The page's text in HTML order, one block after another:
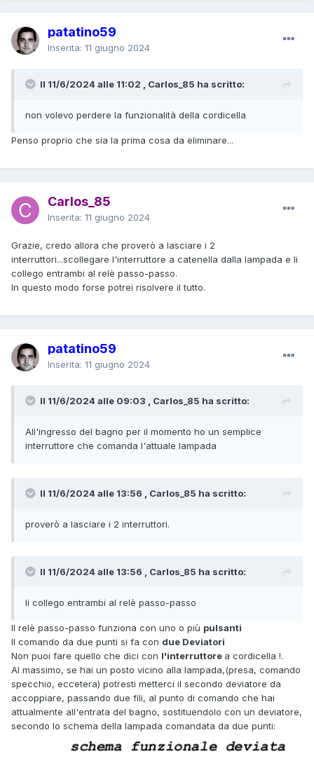
patatino59
Inserita: 11 giugno 2024
Il 11/6/2024 alle 11:02 , Carlos_85 ha scritto:
non volevo perdere la funzionalità della cordicella
Penso proprio che sia la prima cosa da eliminare...
Carlos_85
Inserita: 11 giugno 2024
Grazie, credo allora che proverò a lasciare i 2
interruttori...scollegare l'interruttore a catenella dalla lampada e li
collego entrambi al relè passo-passo.
In questo modo forse potrei risolvere il tutto.
patatino59
Inserita: 11 giugno 2024
Il 11/6/2024 alle 09:03 , Carlos_85 ha scritto:
All'ingresso del bagno per il momento ho un semplice
interruttore che comanda l'attuale lampada
Il 11/6/2024 alle 13:56 , Carlos_85 ha scritto:
proverò a lasciare i 2 interruttori.
Il 11/6/2024 alle 13:56 , Carlos_85 ha scritto:
li collego entrambi al relè passo-passo
Il relè passo-passo funziona con uno o più pulsanti
Il comando da due punti si fa con due Deviatori
Non puoi fare quello che dici con l'interruttore a cordicella !.
Al massimo, se hai un posto vicino alla lampada,(presa, comando
specchio, eccetera) potresti metterci il secondo deviatore da
accoppiare, passando due fili, al punto di comando che hai
attualmente all'entrata del bagno, sostituendolo con un deviatore,
secondo lo schema della lampada comandata da due punti: